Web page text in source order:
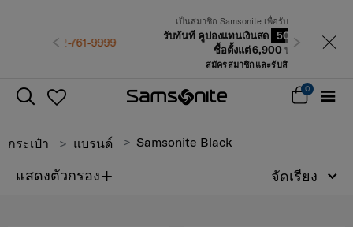
เป็นสมาชิก Samsonite เพื่อรับสิทธิพิเศษที่เหนือกว่า
รับทันที คูปองแทนเงินสด 500 บาท สำหรับคำสั่ง
ซื้อตั้งแต่ 6,900 บาทขึ้นไป
สมัครสมาชิกและรับสิทธิพิเศษเลย!
ก่อนหน้า ถัดไป
0
กระเป๋า แบรนด์ Samsonite Black
แสดงตัวกรอง+ จัดเรียง